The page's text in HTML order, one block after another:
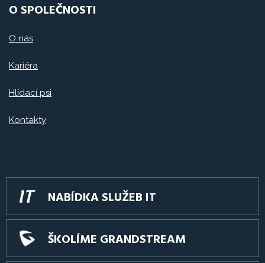
O SPOLEČNOSTI
O nás
Kariéra
Hlídací psi
Kontakty
NABÍDKA SLUŽEB IT
ŠKOLÍME GRANDSTREAM